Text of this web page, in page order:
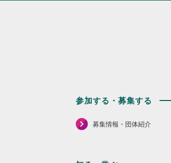
参加する・募集する
募集情報・団体紹介